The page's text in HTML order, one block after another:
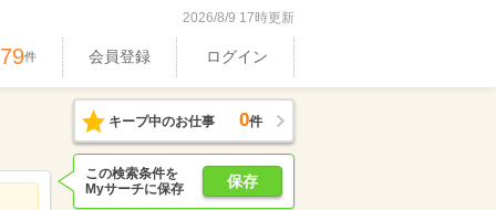
2026/8/9 17時更新
件 会員登録 ログイン
キープ中のお仕事 0件
保存
この検索条件を
Myサーチに保存